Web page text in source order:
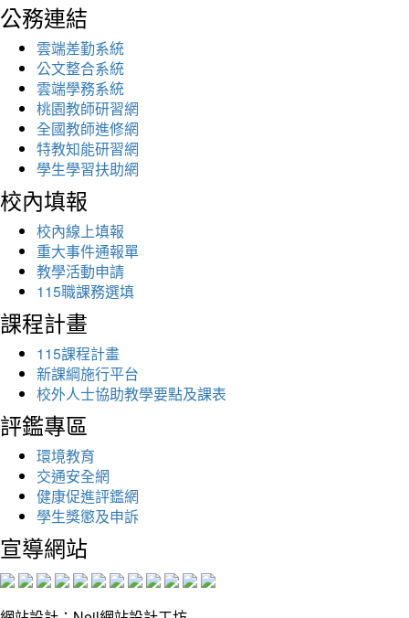
公務連結
雲端差勤系統
公文整合系統
雲端學務系統
桃園教師研習網
全國教師進修網
特教知能研習網
學生學習扶助網
校內填報
校內線上填報
重大事件通報單
教學活動申請
115職課務選填
課程計畫
115課程計畫
新課綱施行平台
校外人士協助教學要點及課表
評鑑專區
環境教育
交通安全網
健康促進評鑑網
學生獎懲及申訴
宣導網站